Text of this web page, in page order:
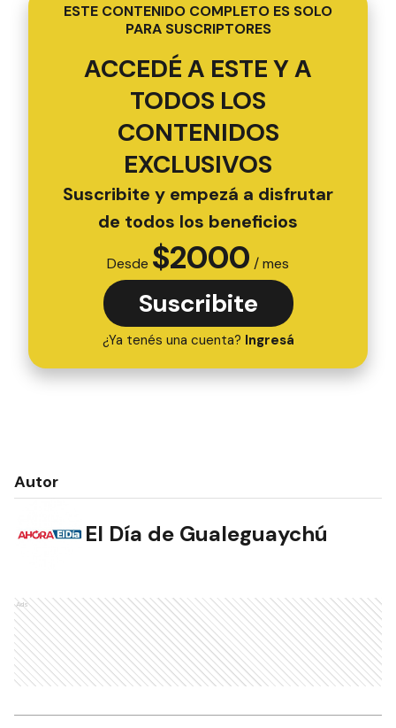
ESTE CONTENIDO COMPLETO ES SOLO
PARA SUSCRIPTORES
ACCEDÉ A ESTE Y A
TODOS LOS
CONTENIDOS
EXCLUSIVOS
Suscribite y empezá a disfrutar
de todos los beneficios
Desde $2000 / mes
Suscribite
¿Ya tenés una cuenta? Ingresá
Autor
El Día de Gualeguaychú
Ads